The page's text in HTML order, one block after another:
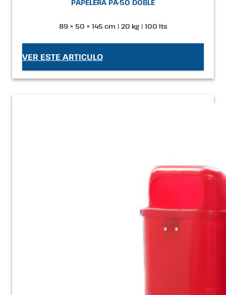
PAPELERA PA-50 DOBLE
89 × 50 × 145 cm | 20 kg | 100 lts
VER ESTE ARTICULO